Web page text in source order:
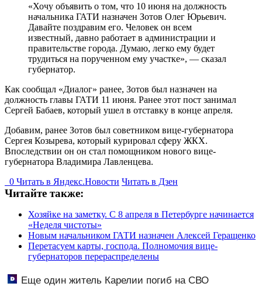
«Хочу объявить о том, что 10 июня на должность
начальника ГАТИ назначен Зотов Олег Юрьевич.
Давайте поздравим его. Человек он всем
известный, давно работает в администрации и
правительстве города. Думаю, легко ему будет
трудиться на порученном ему участке», — сказал
губернатор.
Как сообщал «Диалог» ранее, Зотов был назначен на
должность главы ГАТИ 11 июня. Ранее этот пост занимал
Сергей Бабаев, который ушел в отставку в конце апреля.
Добавим, ранее Зотов был советником вице-губернатора
Сергея Козырева, который курировал сферу ЖКХ.
Впоследствии он он стал помощником нового вице-
губернатора Владимира Лавленцева.
0 Читать в Яндекс.Новости Читать в Дзен
Читайте также:
Хозяйке на заметку. С 8 апреля в Петербурге начинается
«Неделя чистоты»
Новым начальником ГАТИ назначен Алексей Геращенко
Перетасуем карты, господа. Полномочия вице-
губернаторов перераспределены
Еще один житель Карелии погиб на СВО